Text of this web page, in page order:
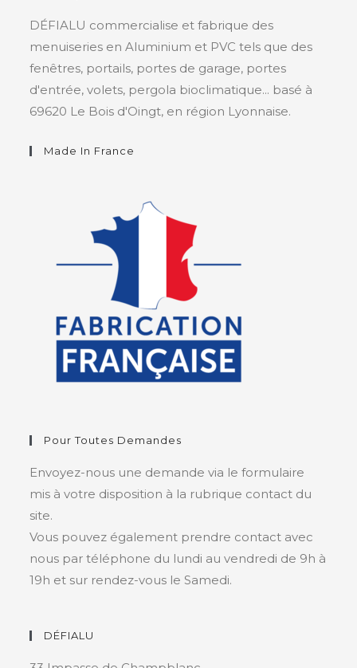
DÉFIALU commercialise et fabrique des
menuiseries en Aluminium et PVC tels que des
fenêtres, portails, portes de garage, portes
d'entrée, volets, pergola bioclimatique... basé à
69620 Le Bois d'Oingt, en région Lyonnaise.
Made In France
Pour Toutes Demandes
Envoyez-nous une demande via le formulaire
mis à votre disposition à la rubrique contact du
site.
Vous pouvez également prendre contact avec
nous par téléphone du lundi au vendredi de 9h à
19h et sur rendez-vous le Samedi.
DÉFIALU